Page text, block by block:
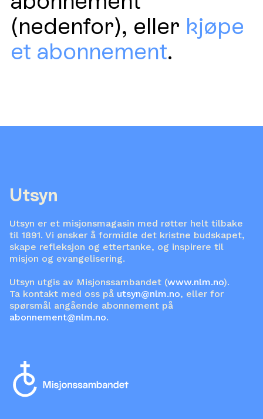
(nedenfor), eller kjøpe
et abonnement.
Utsyn
Utsyn er et misjonsmagasin med røtter helt tilbake
til 1891. Vi ønsker å formidle det kristne budskapet,
skape refleksjon og ettertanke, og inspirere til
misjon og evangelisering.
Utsyn utgis av Misjonssambandet (www.nlm.no).
Ta kontakt med oss på utsyn@nlm.no, eller for
spørsmål angående abonnement på
abonnement@nlm.no.